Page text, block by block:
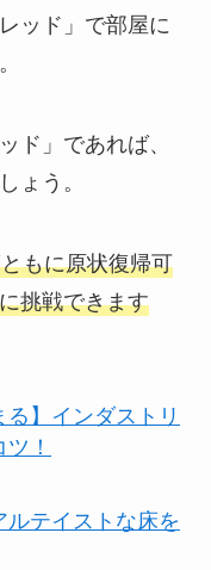
ッド」で部屋に
ド」であれば、
ょう。
もに原状復帰可
挑戦できます
る】インダストリ
！
ルテイストな床を